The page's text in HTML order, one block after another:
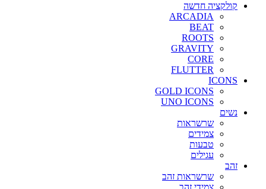
קולקציה חדשה
ARCADIA
BEAT
ROOTS
GRAVITY
CORE
FLUTTER
ICONS
GOLD ICONS
UNO ICONS
נשים
שרשראות
צמידים
טבעות
עגילים
זהב
שרשראות זהב
צמידי זהב